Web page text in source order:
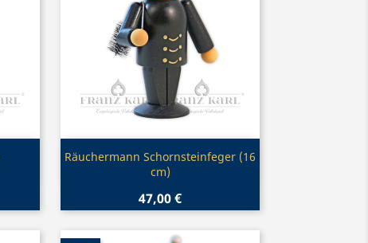
 Vorschau
Räuchermann Schornsteinfeger (16
cm)
47,00 €